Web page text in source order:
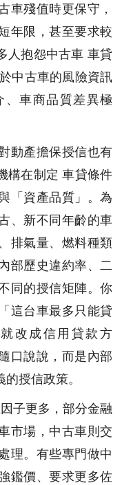
車殘值時更保守，
年限，甚至要求較
人抱怨中古車 車貸
中古車的風險資訊
、車商品質差異極
動產擔保授信也有
構在制定 車貸條件
「資產品質」。為
、新不同年齡的車
排氣量、燃料種類
部歷史違約率、二
同的授信矩陣。你
這台車最多只能貸
改成信用貸款方
口說說，而是內部
授信政策。
子更多，部分金融
市場，中古車則交
理。有些專門做中
鑑價、要求更多佐